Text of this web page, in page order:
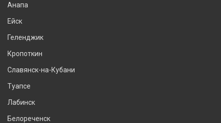
Анапа
Ейск
Геленджик
Кропоткин
Славянск-на-Кубани
Туапсе
Лабинск
Белореченск